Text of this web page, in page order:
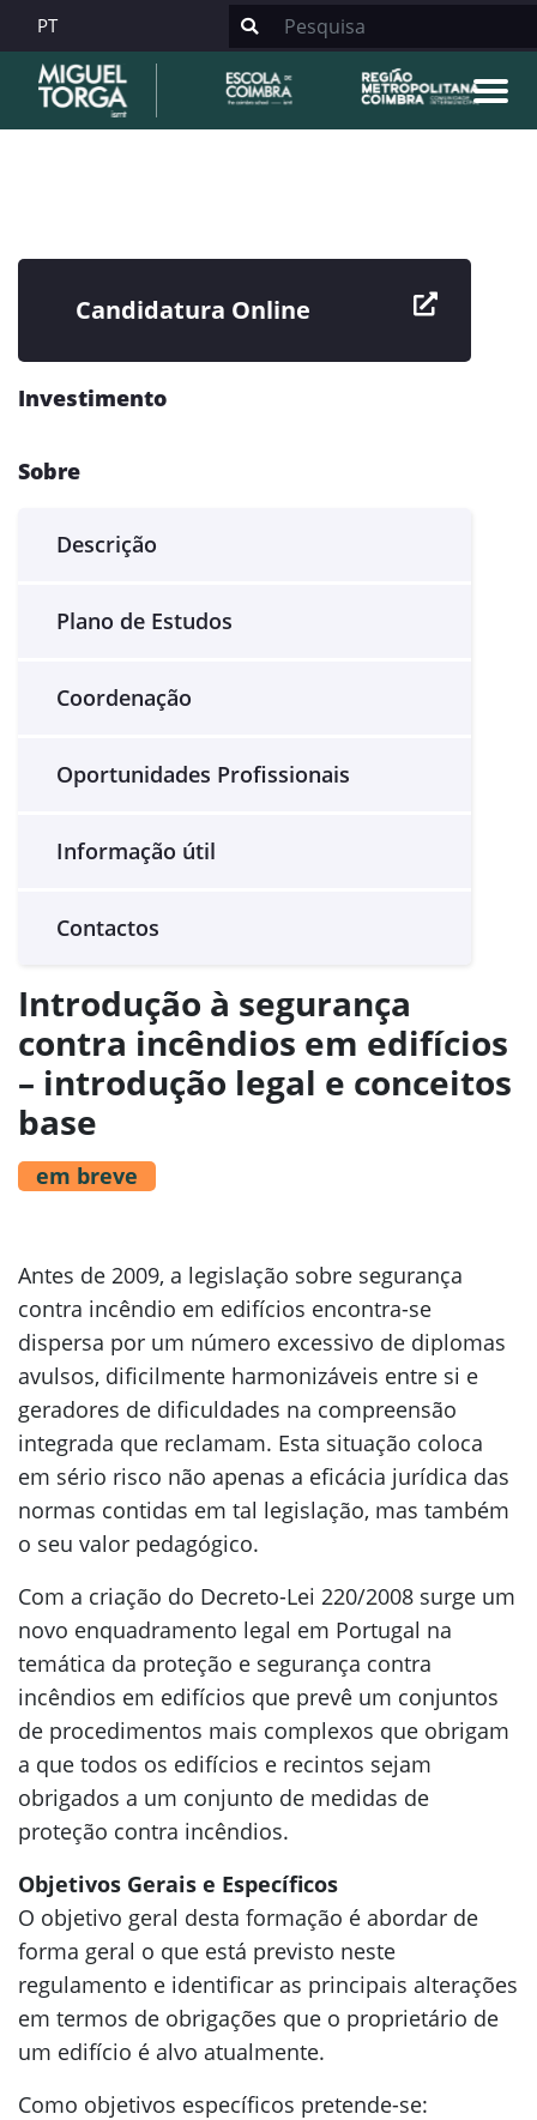
PT
Candidatura Online
Investimento
Sobre
Descrição
Plano de Estudos
Coordenação
Oportunidades Profissionais
Informação útil
Contactos
Introdução à segurança
contra incêndios em edifícios
– introdução legal e conceitos
base
em breve
Antes de 2009, a legislação sobre segurança
contra incêndio em edifícios encontra-se
dispersa por um número excessivo de diplomas
avulsos, dificilmente harmonizáveis entre si e
geradores de dificuldades na compreensão
integrada que reclamam. Esta situação coloca
em sério risco não apenas a eficácia jurídica das
normas contidas em tal legislação, mas também
o seu valor pedagógico.
Com a criação do Decreto-Lei 220/2008 surge um
novo enquadramento legal em Portugal na
temática da proteção e segurança contra
incêndios em edifícios que prevê um conjuntos
de procedimentos mais complexos que obrigam
a que todos os edifícios e recintos sejam
obrigados a um conjunto de medidas de
proteção contra incêndios.
Objetivos Gerais e Específicos
O objetivo geral desta formação é abordar de
forma geral o que está previsto neste
regulamento e identificar as principais alterações
em termos de obrigações que o proprietário de
um edifício é alvo atualmente.
Como objetivos específicos pretende-se: